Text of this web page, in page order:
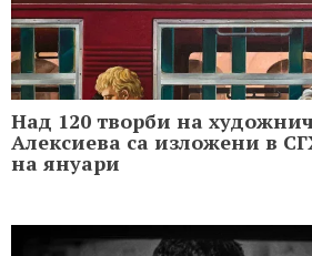
Над 120 творби на
Алексиева са изложени в
на януари